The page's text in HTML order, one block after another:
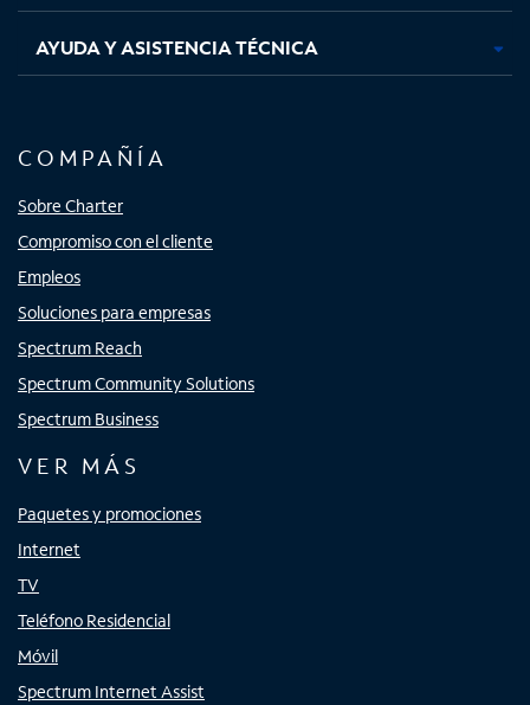
AYUDA Y ASISTENCIA TÉCNICA
COMPAÑÍA
Sobre Charter
Compromiso con el cliente
Empleos
Soluciones para empresas
Spectrum Reach
Spectrum Community Solutions
Spectrum Business
VER MÁS
Paquetes y promociones
Internet
TV
Teléfono Residencial
Móvil
Spectrum Internet Assist